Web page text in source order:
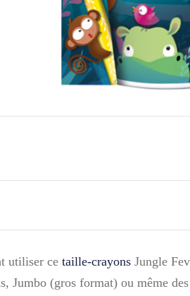
utiliser ce taille-crayons Jungle
Jumbo (gros format) ou même